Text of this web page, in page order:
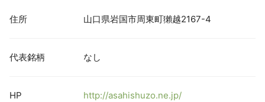
住所 山口県岩国市周東町獺越2167-4
代表銘柄 なし
HP http://asahishuzo.ne.jp/